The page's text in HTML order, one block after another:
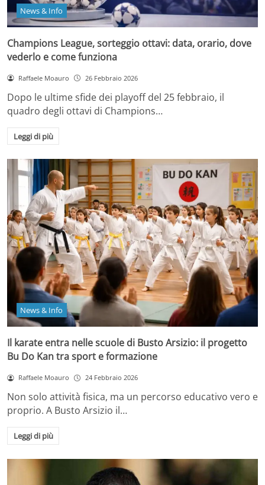
News & Info
Champions League, sorteggio ottavi: data, orario, dove
vederlo e come funziona
Raffaele Moauro 26 Febbraio 2026
Dopo le ultime sfide dei playoff del 25 febbraio, il
quadro degli ottavi di Champions…
Leggi di più
News & Info
Il karate entra nelle scuole di Busto Arsizio: il progetto
Bu Do Kan tra sport e formazione
Raffaele Moauro 24 Febbraio 2026
Non solo attività fisica, ma un percorso educativo vero e
proprio. A Busto Arsizio il…
Leggi di più